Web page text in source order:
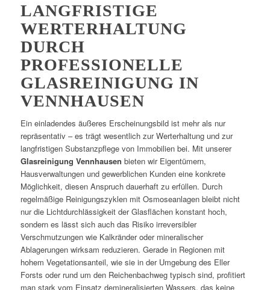
LANGFRISTIGE
WERTERHALTUNG
DURCH
PROFESSIONELLE
GLASREINIGUNG IN
VENNHAUSEN
Ein einladendes äußeres Erscheinungsbild ist mehr als nur
repräsentativ – es trägt wesentlich zur Werterhaltung und zur
langfristigen Substanzpflege von Immobilien bei. Mit unserer
Glasreinigung Vennhausen bieten wir Eigentümern,
Hausverwaltungen und gewerblichen Kunden eine konkrete
Möglichkeit, diesen Anspruch dauerhaft zu erfüllen. Durch
regelmäßige Reinigungszyklen mit Osmoseanlagen bleibt nicht
nur die Lichtdurchlässigkeit der Glasflächen konstant hoch,
sondern es lässt sich auch das Risiko irreversibler
Verschmutzungen wie Kalkränder oder mineralischer
Ablagerungen wirksam reduzieren. Gerade in Regionen mit
hohem Vegetationsanteil, wie sie in der Umgebung des Eller
Forsts oder rund um den Reichenbachweg typisch sind, profitiert
man stark vom Einsatz demineralisierten Wassers, das keine